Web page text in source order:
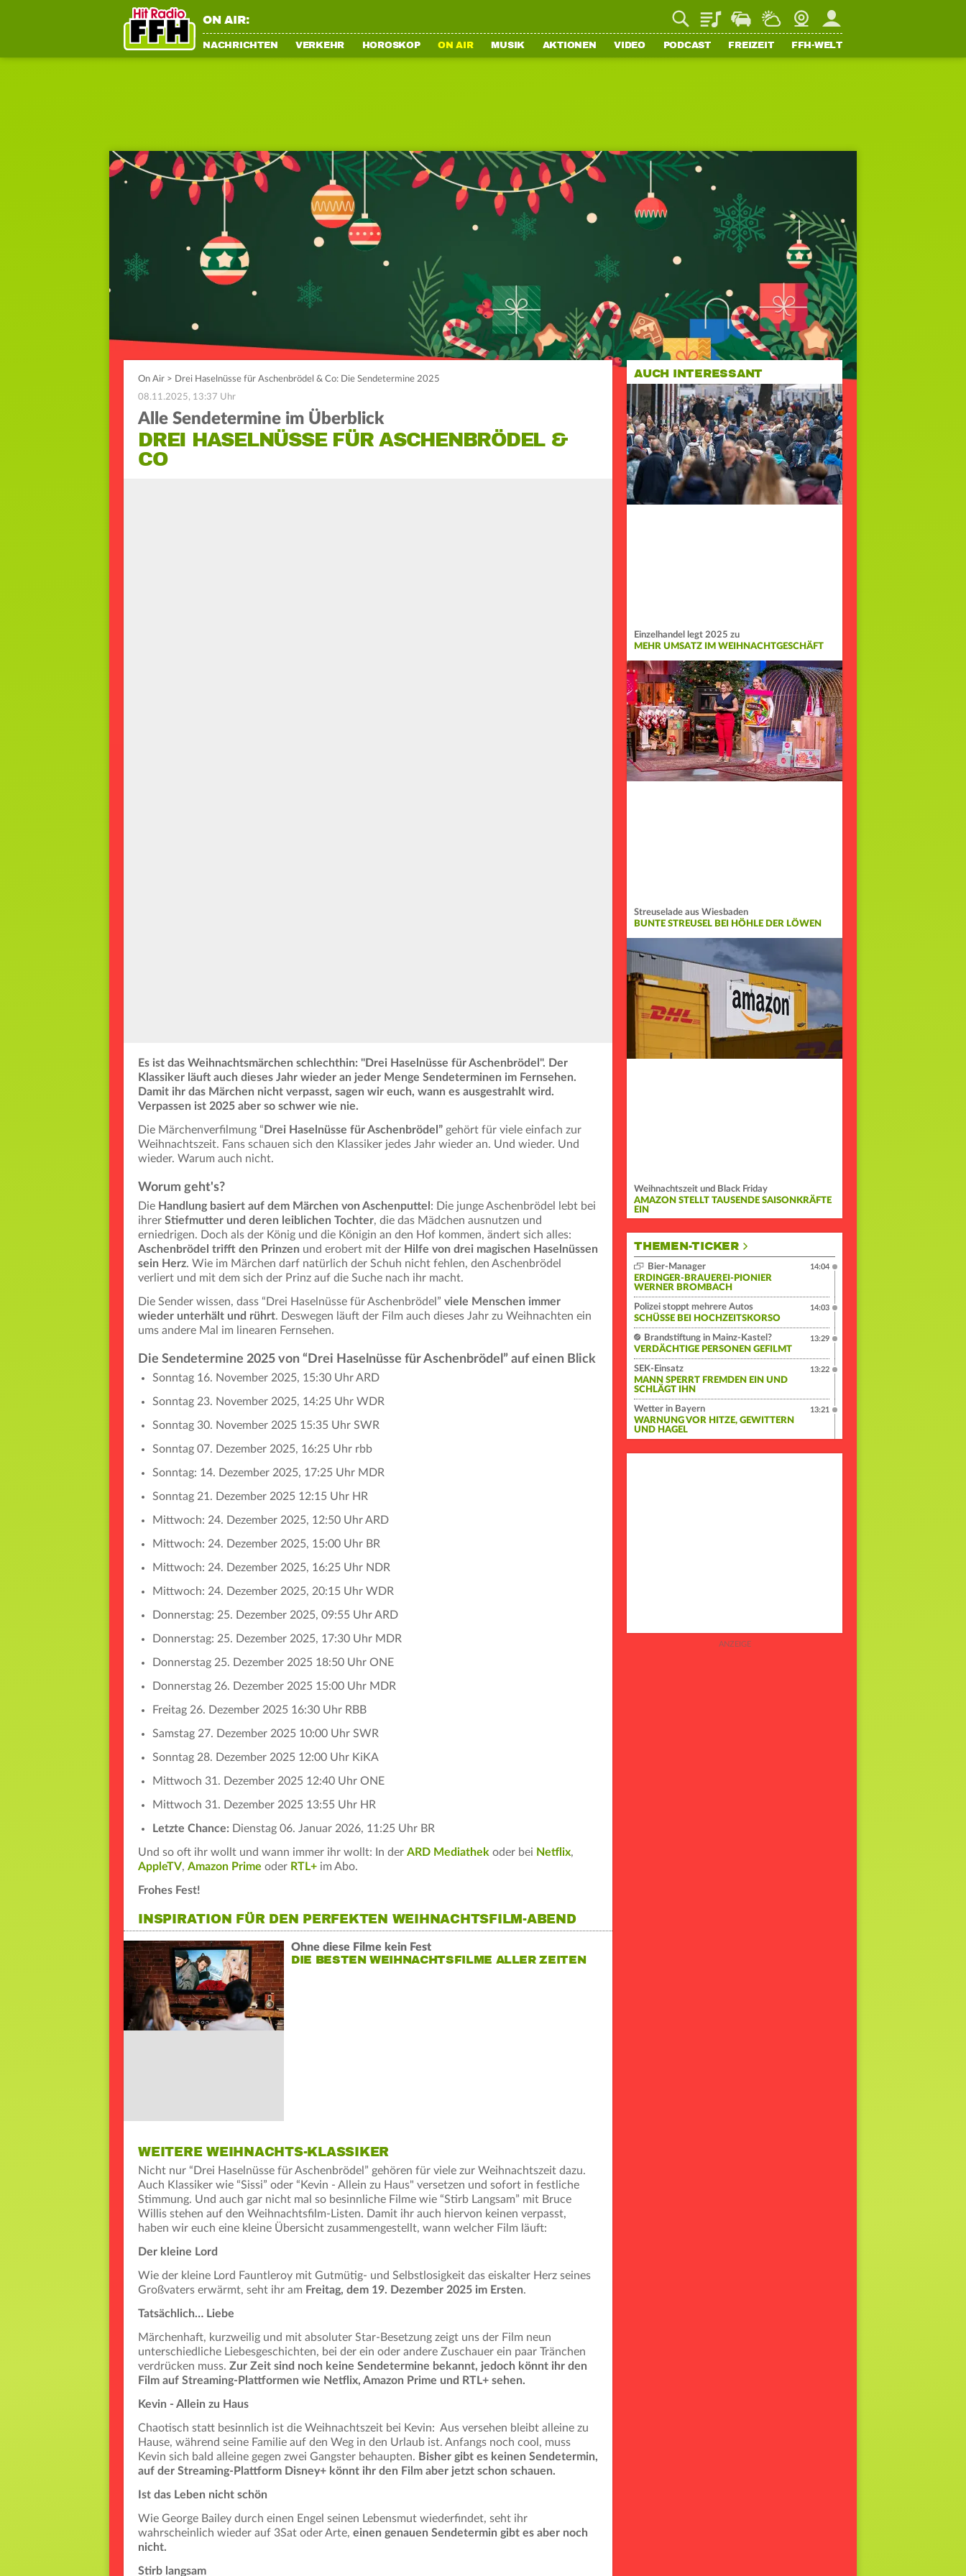
ON AIR: PlaylistStaupilotWetterWebcamMein FFH
NACHRICHTEN VERKEHR HOROSKOP ON AIR MUSIK AKTIONEN VIDEO PODCAST FREIZEIT FFH-WELT
On Air > Drei Haselnüsse für Aschenbrödel & Co: Die Sendetermine 2025
08.11.2025, 13:37 Uhr
Alle Sendetermine im Überblick
DREI HASELNÜSSE FÜR ASCHENBRÖDEL &
CO
Es ist das Weihnachtsmärchen schlechthin: "Drei Haselnüsse für Aschenbrödel". Der
Klassiker läuft auch dieses Jahr wieder an jeder Menge Sendeterminen im Fernsehen.
Damit ihr das Märchen nicht verpasst, sagen wir euch, wann es ausgestrahlt wird.
Verpassen ist 2025 aber so schwer wie nie.
Die Märchenverfilmung “ Drei Haselnüsse für Aschenbrödel” gehört für viele einfach zur
Weihnachtszeit. Fans schauen sich den Klassiker jedes Jahr wieder an. Und wieder. Und
wieder. Warum auch nicht.
Worum geht's?
Die Handlung basiert auf dem Märchen von Aschenputtel : Die junge Aschenbrödel lebt bei
ihrer Stiefmutter und deren leiblichen Tochter, die das Mädchen ausnutzen und
erniedrigen. Doch als der König und die Königin an den Hof kommen, ändert sich alles:
Aschenbrödel trifft den Prinzen und erobert mit der Hilfe von drei magischen Haselnüssen
sein Herz. Wie im Märchen darf natürlich der Schuh nicht fehlen, den Aschenbrödel
verliert und mit dem sich der Prinz auf die Suche nach ihr macht.
Die Sender wissen, dass “Drei Haselnüsse für Aschenbrödel” viele Menschen immer
wieder unterhält und rührt. Deswegen läuft der Film auch dieses Jahr zu Weihnachten ein
ums andere Mal im linearen Fernsehen.
Die Sendetermine 2025 von “Drei Haselnüsse für Aschenbrödel” auf einen Blick
Sonntag 16. November 2025, 15:30 Uhr ARD
Sonntag 23. November 2025, 14:25 Uhr WDR
Sonntag 30. November 2025 15:35 Uhr SWR
Sonntag 07. Dezember 2025, 16:25 Uhr rbb
Sonntag: 14. Dezember 2025, 17:25 Uhr MDR
Sonntag 21. Dezember 2025 12:15 Uhr HR
Mittwoch: 24. Dezember 2025, 12:50 Uhr ARD
Mittwoch: 24. Dezember 2025, 15:00 Uhr BR
Mittwoch: 24. Dezember 2025, 16:25 Uhr NDR
Mittwoch: 24. Dezember 2025, 20:15 Uhr WDR
Donnerstag: 25. Dezember 2025, 09:55 Uhr ARD
Donnerstag: 25. Dezember 2025, 17:30 Uhr MDR
Donnerstag 25. Dezember 2025 18:50 Uhr ONE
Donnerstag 26. Dezember 2025 15:00 Uhr MDR
Freitag 26. Dezember 2025 16:30 Uhr RBB
Samstag 27. Dezember 2025 10:00 Uhr SWR
Sonntag 28. Dezember 2025 12:00 Uhr KiKA
Mittwoch 31. Dezember 2025 12:40 Uhr ONE
Mittwoch 31. Dezember 2025 13:55 Uhr HR
Letzte Chance: Dienstag 06. Januar 2026, 11:25 Uhr BR
Und so oft ihr wollt und wann immer ihr wollt: In der ARD Mediathek oder bei Netflix,
AppleTV, Amazon Prime oder RTL+ im Abo.
Frohes Fest!
INSPIRATION FÜR DEN PERFEKTEN WEIHNACHTSFILM-ABEND
Ohne diese Filme kein Fest
DIE BESTEN WEIHNACHTSFILME ALLER ZEITEN
WEITERE WEIHNACHTS-KLASSIKER
Nicht nur “Drei Haselnüsse für Aschenbrödel” gehören für viele zur Weihnachtszeit dazu.
Auch Klassiker wie “Sissi” oder “Kevin - Allein zu Haus" versetzen und sofort in festliche
Stimmung. Und auch gar nicht mal so besinnliche Filme wie “Stirb Langsam” mit Bruce
Willis stehen auf den Weihnachtsfilm-Listen. Damit ihr auch hiervon keinen verpasst,
haben wir euch eine kleine Übersicht zusammengestellt, wann welcher Film läuft:
Der kleine Lord
Wie der kleine Lord Fauntleroy mit Gutmütig- und Selbstlosigkeit das eiskalter Herz seines
Großvaters erwärmt, seht ihr am Freitag, dem 19. Dezember 2025 im Ersten.
Tatsächlich… Liebe
Märchenhaft, kurzweilig und mit absoluter Star-Besetzung zeigt uns der Film neun
unterschiedliche Liebesgeschichten, bei der ein oder andere Zuschauer ein paar Tränchen
verdrücken muss. Zur Zeit sind noch keine Sendetermine bekannt, jedoch könnt ihr den
Film auf Streaming-Plattformen wie Netflix, Amazon Prime und RTL+ sehen.
Kevin - Allein zu Haus
Chaotisch statt besinnlich ist die Weihnachtszeit bei Kevin: Aus versehen bleibt alleine zu
Hause, während seine Familie auf den Weg in den Urlaub ist. Anfangs noch cool, muss
Kevin sich bald alleine gegen zwei Gangster behaupten. Bisher gibt es keinen Sendetermin,
auf der Streaming-Plattform Disney+ könnt ihr den Film aber jetzt schon schauen.
Ist das Leben nicht schön
Wie George Bailey durch einen Engel seinen Lebensmut wiederfindet, seht ihr
wahrscheinlich wieder auf 3Sat oder Arte, einen genauen Sendetermin gibt es aber noch
nicht.
Stirb langsam
AUCH INTERESSANT
Einzelhandel legt 2025 zu
MEHR UMSATZ IM WEIHNACHTGESCHÄFT
Streuselade aus Wiesbaden
BUNTE STREUSEL BEI HÖHLE DER LÖWEN
Weihnachtszeit und Black Friday
AMAZON STELLT TAUSENDE SAISONKRÄFTE
EIN
THEMEN-TICKER
Bier-Manager
ERDINGER-BRAUEREI-PIONIER
WERNER BROMBACH
14:04
Polizei stoppt mehrere Autos
SCHÜSSE BEI HOCHZEITSKORSO
14:03
Brandstiftung in Mainz-Kastel?
VERDÄCHTIGE PERSONEN GEFILMT
13:29
SEK-Einsatz
MANN SPERRT FREMDEN EIN UND
SCHLÄGT IHN
13:22
Wetter in Bayern
WARNUNG VOR HITZE, GEWITTERN
UND HAGEL
13:21